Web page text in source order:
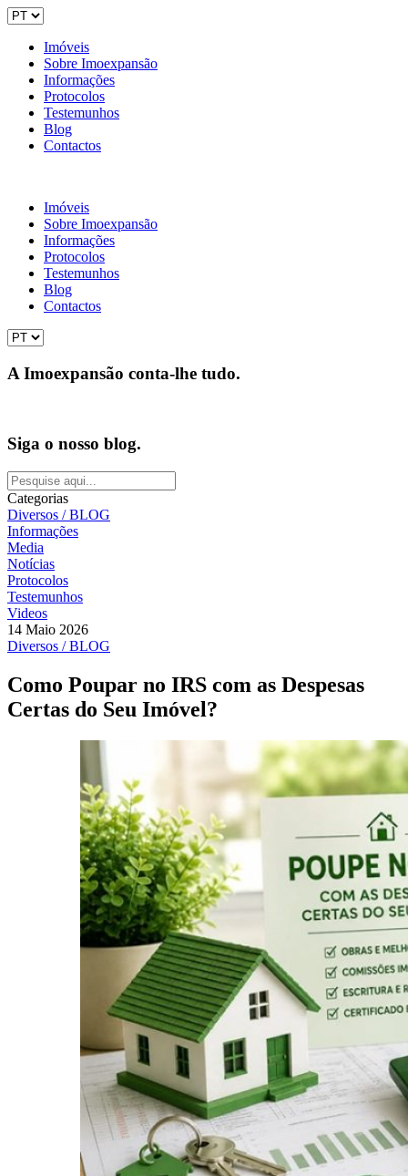
Imóveis
Sobre Imoexpansão
Informações
Protocolos
Testemunhos
Blog
Contactos
Imóveis
Sobre Imoexpansão
Informações
Protocolos
Testemunhos
Blog
Contactos
A Imoexpansão conta-lhe tudo.
Siga o nosso blog.
Categorias
Diversos / BLOG
Informações
Media
Notícias
Protocolos
Testemunhos
Videos
14 Maio 2026
Diversos / BLOG
Como Poupar no IRS com as Despesas
Certas do Seu Imóvel?